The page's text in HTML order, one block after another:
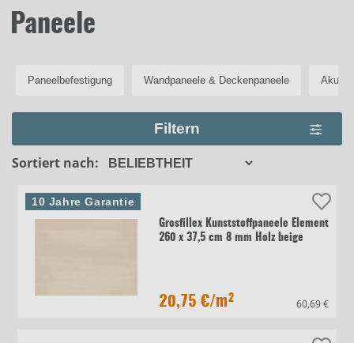
Paneele
Paneelbefestigung Wandpaneele & Deckenpaneele
Filtern
Sortiert nach:
Grosfillex Kunststoffpaneele Element
260 x 37,5 cm 8 mm Holz beige
20,75 €/m² 60,69 €
10 Jahre Garantie